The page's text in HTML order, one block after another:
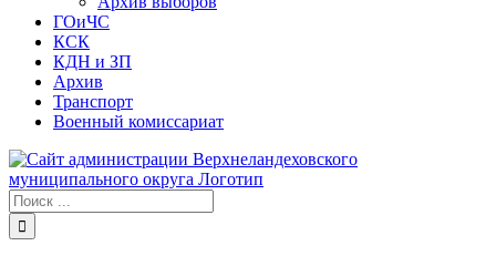
ГОиЧС
КСК
КДН и ЗП
Архив
Транспорт
Военный комиссариат
Результат
поиска: